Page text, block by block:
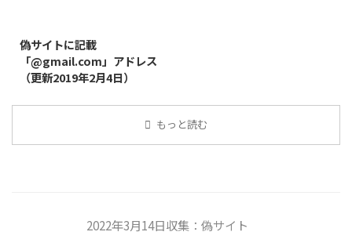
偽サイトに記載
「@gmail.com」アドレス
（更新2019年2月4日）
もっと読む
2022年3月14日収集：偽サイト